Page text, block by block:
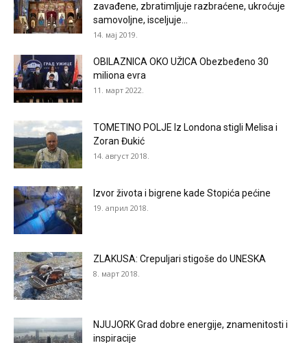
zavađene, zbratimljuje razbraćene, ukroćuje
samovoljne, isceljuje...
14. мај 2019.
OBILAZNICA OKO UŽICA Obezbeđeno 30
miliona evra
11. март 2022.
TOMETINO POLJE Iz Londona stigli Melisa i
Zoran Đukić
14. август 2018.
Izvor života i bigrene kade Stopića pećine
19. април 2018.
ZLAKUSA: Crepuljari stigoše do UNESKA
8. март 2018.
NJUJORK Grad dobre energije, znamenitosti i
inspiracije